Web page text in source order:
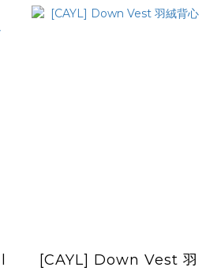
[CAYL] Down Vest 羽